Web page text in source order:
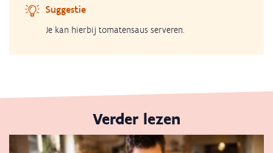
Suggestie
Je kan hierbij tomatensaus serveren.
Verder lezen